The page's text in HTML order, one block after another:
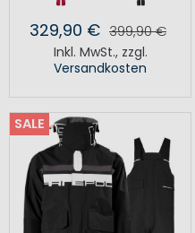
329,90 € 399,90 €
Inkl. MwSt., zzgl.
Versandkosten
SALE